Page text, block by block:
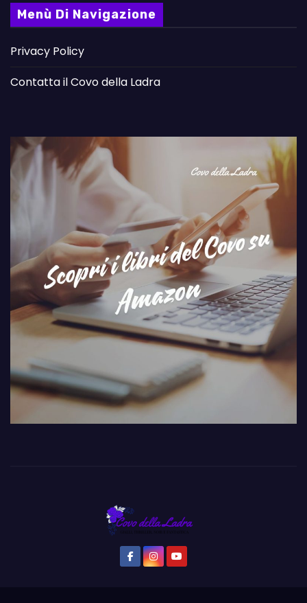
Menù Di Navigazione
Privacy Policy
Contatta il Covo della Ladra